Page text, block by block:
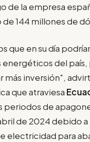
de la empresa
144 millones de
que en su día
del país,
más inversión",
que atraviesa
periodos de
de 2024 debido
electricidad para